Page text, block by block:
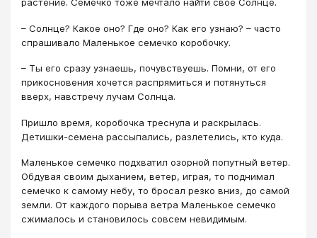
растение. Семечко тоже мечтало найти своё Солнце.
– Солнце? Какое оно? Где оно? Как его узнаю? – часто
спрашивало Маленькое семечко коробочку.
– Ты его сразу узнаешь, почувствуешь. Помни, от его
прикосновения хочется распрямиться и потянуться
вверх, навстречу лучам Солнца.
Пришло время, коробочка треснула и раскрылась.
Детишки-семена рассыпались, разлетелись, кто куда.
Маленькое семечко подхватил озорной попутный ветер.
Обдувая своим дыханием, ветер, играя, то поднимал
семечко к самому небу, то бросал резко вниз, до самой
земли. От каждого порыва ветра Маленькое семечко
сжималось и становилось совсем невидимым.